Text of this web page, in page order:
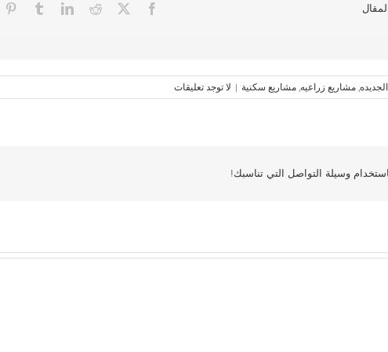
مشاريع زراعيه مشاريع سكنية | لا توجد تعليقات
وسيلة التواصل التي تناسبك!